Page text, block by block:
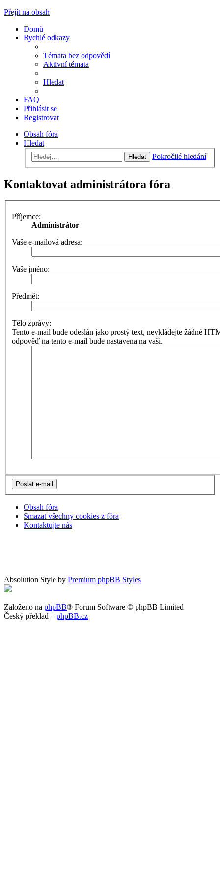
Přejít na obsah
Domů
Rychlé odkazy
Témata bez odpovědí
Aktivní témata
Hledat
FAQ
Přihlásit se
Registrovat
Obsah fóra
Hledat
Hledat Pokročilé hledání
Kontaktovat administrátora fóra
Příjemce:
Administrátor
Vaše e-mailová adresa:
Vaše jméno:
Předmět:
Tělo zprávy:
Tento e-mail bude odeslán jako prostý text, nevkládejte žádné
odpověď na tento e-mail bude nastavena na vaši.
Obsah fóra
Smazat všechny cookies z fóra
Kontaktujte nás
Absolution Style by Premium phpBB Styles
Založeno na phpBB® Forum Software © phpBB Limited
Český překlad – phpBB.cz